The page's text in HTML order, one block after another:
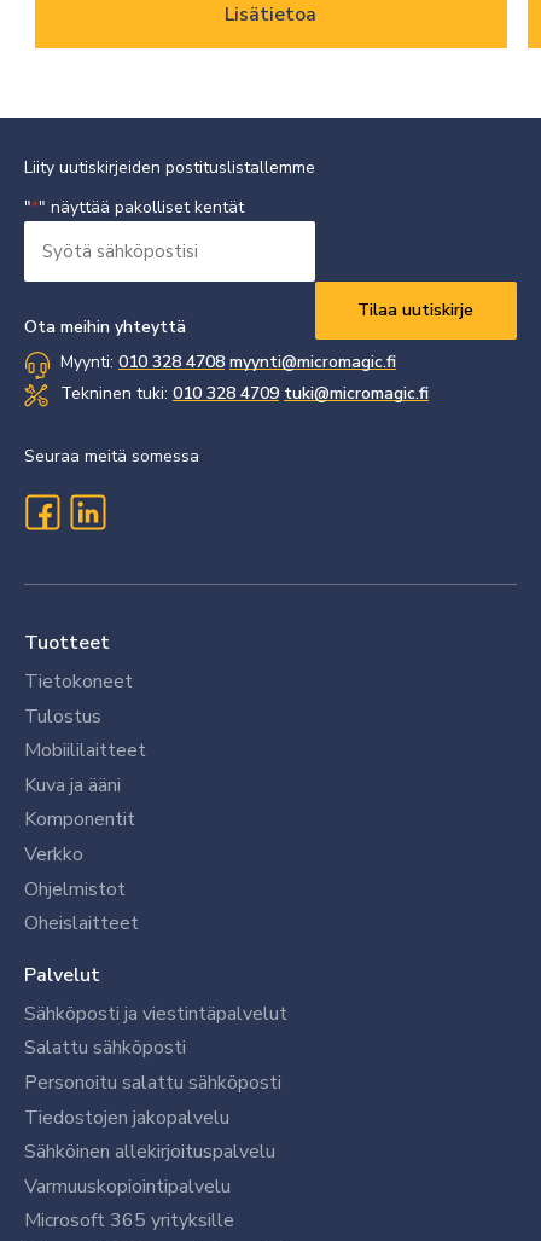
Lisätietoa
Liity uutiskirjeiden postituslistallemme
"*" näyttää pakolliset kentät
sähköpostisi
Ota meihin yhteyttä
Myynti: 010 328 4708 myynti@micromagic.fi
Tekninen tuki: 010 328 4709 tuki@micromagic.fi
Seuraa meitä somessa
Tuotteet
Tietokoneet
Tulostus
Mobiililaitteet
Kuva ja ääni
Komponentit
Verkko
Ohjelmistot
Oheislaitteet
Palvelut
Sähköposti ja viestintäpalvelut
Salattu sähköposti
Personoitu salattu sähköposti
Tiedostojen jakopalvelu
Sähköinen allekirjoituspalvelu
Varmuuskopiointipalvelu
Microsoft 365 yrityksille